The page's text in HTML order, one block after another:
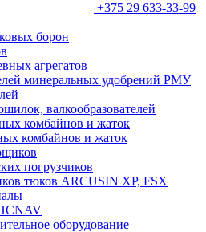
+375 29 633-33-99
борон
агрегатов
минеральных удобрений РМУ
валкообразователей
комбайнов и жаток
комбайнов и жаток
погрузчиков
тюков ARCUSIN XP, FSX
оборудование